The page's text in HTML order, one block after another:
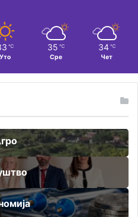
℃
Уто
35 ℃
Сре
34 ℃
Чет